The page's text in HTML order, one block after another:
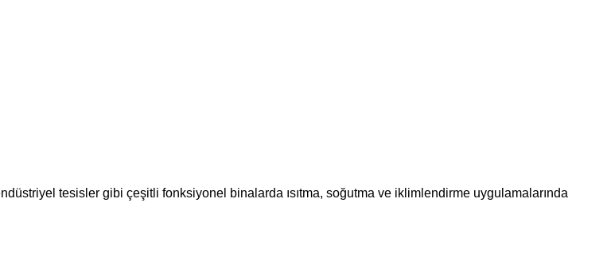
tesisler gibi çeşitli fonksiyonel binalarda ısıtma, soğutma ve iklimlendirme uygulamalarında